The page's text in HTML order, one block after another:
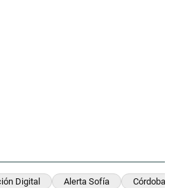
Digital Alerta Sofía Córdoba